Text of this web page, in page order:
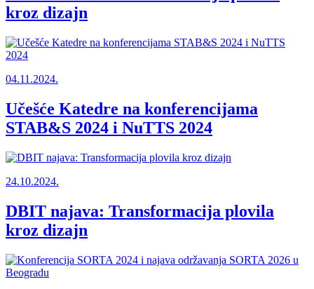
kroz dizajn
04.11.2024.
Učešće Katedre na konferencijama
STAB&S 2024 i NuTTS 2024
24.10.2024.
DBIT najava: Transformacija plovila
kroz dizajn